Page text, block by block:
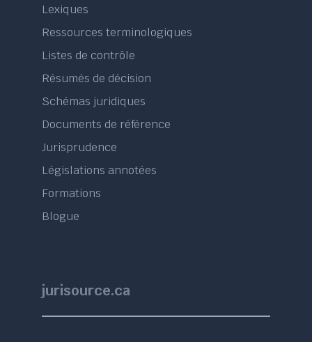
Lexiques
Ressources terminologiques
Listes de contrôle
Résumés de décision
Schémas juridiques
Documents de référence
Jurisprudence
Législations annotées
Formations
Blogue
jurisource.ca